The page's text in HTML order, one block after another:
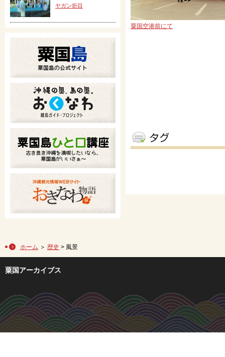
粟国空港前にて
ヤガン折目
ホーム ＞ 歴史 > 風景
粟国アーカイブス